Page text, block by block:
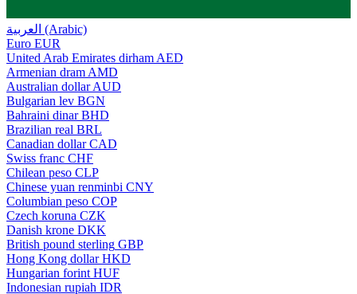
العربية (Arabic)
Euro EUR
United Arab Emirates dirham AED
Armenian dram AMD
Australian dollar AUD
Bulgarian lev BGN
Bahraini dinar BHD
Brazilian real BRL
Canadian dollar CAD
Swiss franc CHF
Chilean peso CLP
Chinese yuan renminbi CNY
Columbian peso COP
Czech koruna CZK
Danish krone DKK
British pound sterling GBP
Hong Kong dollar HKD
Hungarian forint HUF
Indonesian rupiah IDR